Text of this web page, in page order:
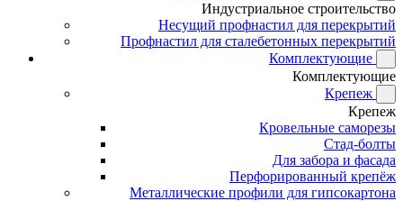
Индустриальное строительство
Несущий профнастил для перекрытий
Профнастил для сталебетонных перекрытий
Комплектующие
Комплектующие
Крепеж
Крепеж
Кровельные саморезы
Стад-болты
Для забора и фасада
Перфорированный крепёж
Металлические профили для гипсокартона